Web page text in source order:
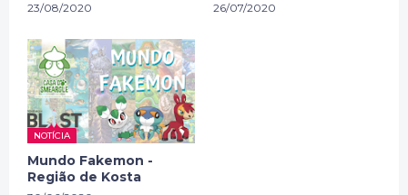
23/08/2020 26/07/2020
NOTÍCIA
Mundo Fakemon -
Região de Kosta